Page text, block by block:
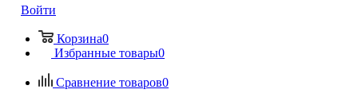
Войти
Корзина0
Избранные товары0
Сравнение товаров0